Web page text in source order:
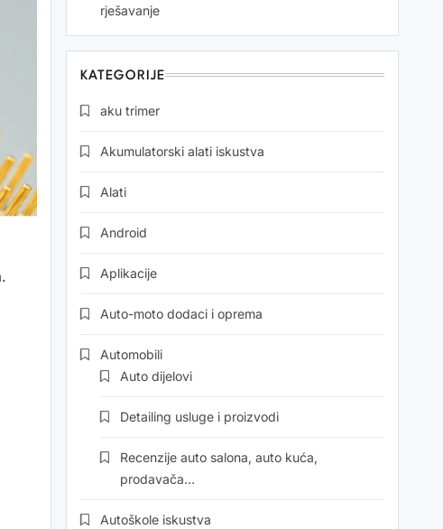
rješavanje
KATEGORIJE
aku trimer
Akumulatorski alati iskustva
Alati
Android
Aplikacije
Auto-moto dodaci i oprema
Automobili
Auto dijelovi
Detailing usluge i proizvodi
Recenzije auto salona, auto kuća,
prodavača…
Autoškole iskustva